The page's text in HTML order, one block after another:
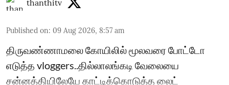
thanthitv
Published on: 09 Aug 2026, 8:57 am
திருவண்ணாமலை கோயிலில் மூலவரை போட்டோ
எடுத்த vloggers..தில்லாலங்கடி வேலையை
சன்னத்தியிலேயே காட்டிக்கொடுத்த லைட்